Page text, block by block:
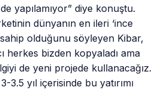
yapılamıyor” diye konuştu.
dünyanın en ileri ‘ince
olduğunu söyleyen Kibar,
herkes bizden kopyaladı ama
de yeni projede kullanacağız.
3.5 yıl içerisinde bu yatırımı